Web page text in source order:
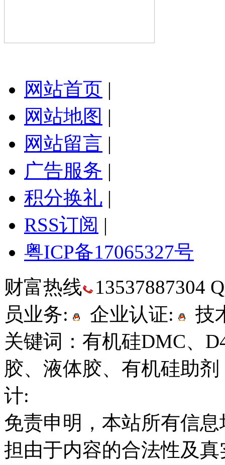
网站首页 |
网站地图 |
网站留言 |
广告服务 |
积分换礼 |
RSS订阅 |
粤ICP备17065327号
财富热线
13537887304
员业务:
企业认证:
技
关键词：有机硅DMC、
胶、液体胶、有机硅助
计:
免责申明，本站所有信
担由于内容的合法性及